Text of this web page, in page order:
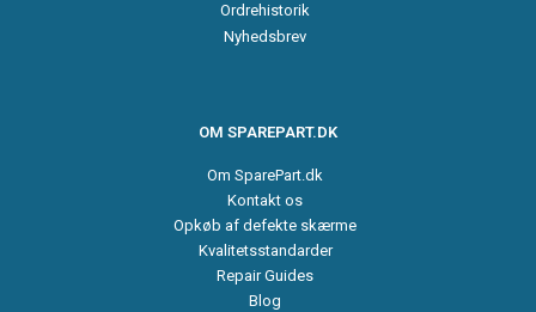
Ordrehistorik
Nyhedsbrev
OM SPAREPART.DK
Om SparePart.dk
Kontakt os
Opkøb af defekte skærme
Kvalitetsstandarder
Repair Guides
Blog